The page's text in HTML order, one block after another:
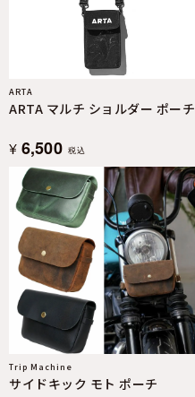
ARTA
ARTA マルチ ショルダー ポーチ
¥ 6,500 税込
Trip Machine
サイドキック モト ポーチ